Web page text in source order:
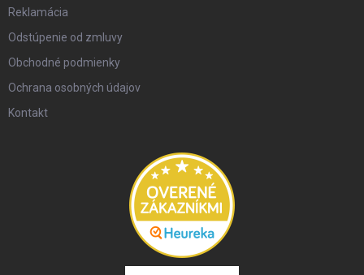
Reklamácia
Odstúpenie od zmluvy
Obchodné podmienky
Ochrana osobných údajov
Kontakt